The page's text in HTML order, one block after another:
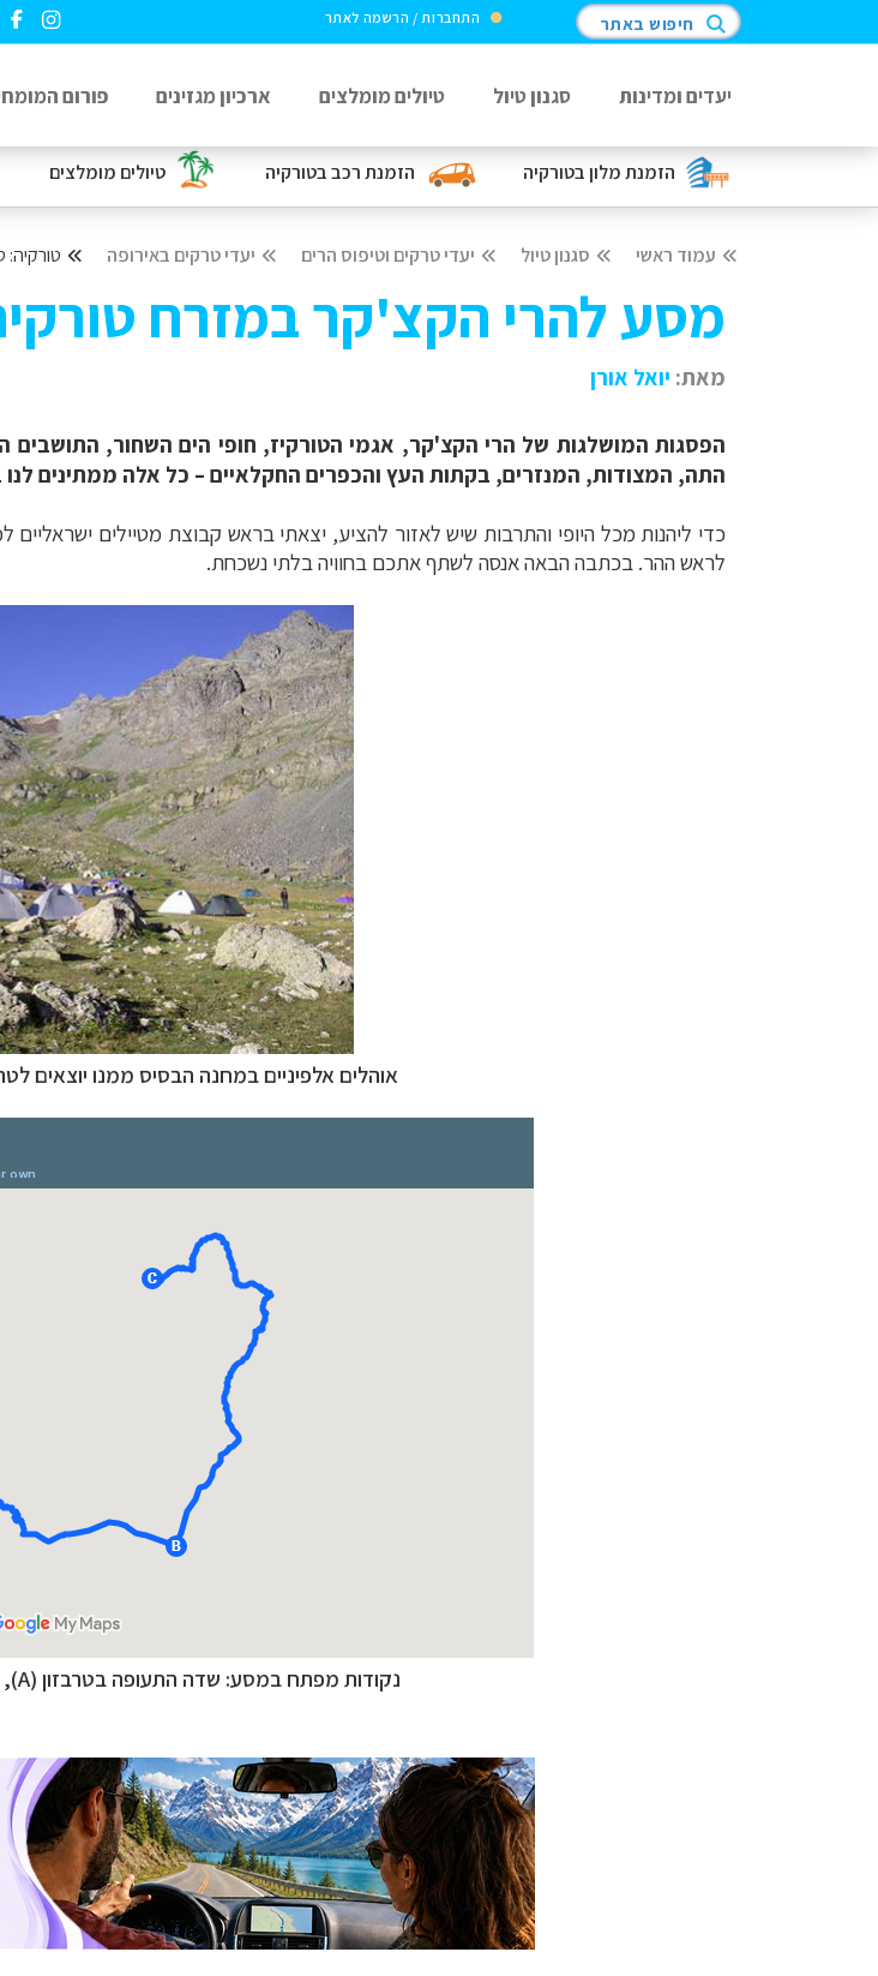
הזמנת מלוןבטורקיה הזמנת רכבבטורקיה טיולים מומלצים
התחברות / הרשמה לאתר חיפוש באתר
יעדים ומדינות סגנון טיול טיולים מומלצים ארכיון מגזינים פורום
עמוד ראשי סגנון טיול יעדי טרקים וטיפוס הרים יעדי טרקים באירופה
מסע להרי הקצ'קר במזרח
מאת: יואל אורן
הפסגות המושלגות של הרי הקצ'קר, אגמי הטורקיז, חופי הים השחור,
התה, המצודות, המנזרים, בקתות העץ והכפרים החקלאיים – כל אלה ממתינים
כדי ליהנות מכל היופי והתרבות שיש לאזור להציע, יצאתי בראש קבוצת מטיילים ישראליים
לראש ההר. בכתבה הבאה אנסה לשתף אתכם בחוויה בלתי נשכחת.
אוהלים אלפיניים במחנה הבסיס ממנו יוצאים
נקודות מפתח במסע: שדה התעופה בטרבזון (A), העיר ארזורום (B), הרי הקצ'קר (C)
תכנוןטיולים לאמריקה הצפוניתלחצו לרשימת היעדים »